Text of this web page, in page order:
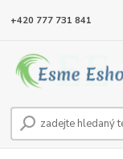
+420 777 731 841